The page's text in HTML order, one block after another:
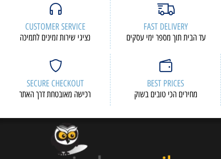
FAST DELIVERY
עד הבית תוך מספר ימי עסקים
CUSTOMER SERVICE
נציגי שירות זמינים לתמיכה
BEST PRICES
מחירים הכי טובים בשוק
SECURE CHECKOUT
רכישה מאובטחת דרך האתר